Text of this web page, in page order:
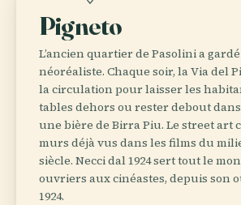
Pigneto
L’ancien quartier de Pasolini a
néoréaliste. Chaque soir, la Via del
la circulation pour laisser les
tables dehors ou rester debout
une bière de Birra Piu. Le street art
murs déjà vus dans les films du
siècle. Necci dal 1924 sert tout le
ouvriers aux cinéastes, depuis son
1924.